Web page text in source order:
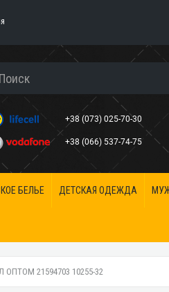
+38 (073) 025-70-30
+38 (066) 537-74-75
БЕЛЬЕ ДЕТСКАЯ ОДЕЖДА
21594703 10255-32